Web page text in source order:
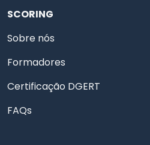
SCORING
Sobre nós
Formadores
Certificação DGERT
FAQs